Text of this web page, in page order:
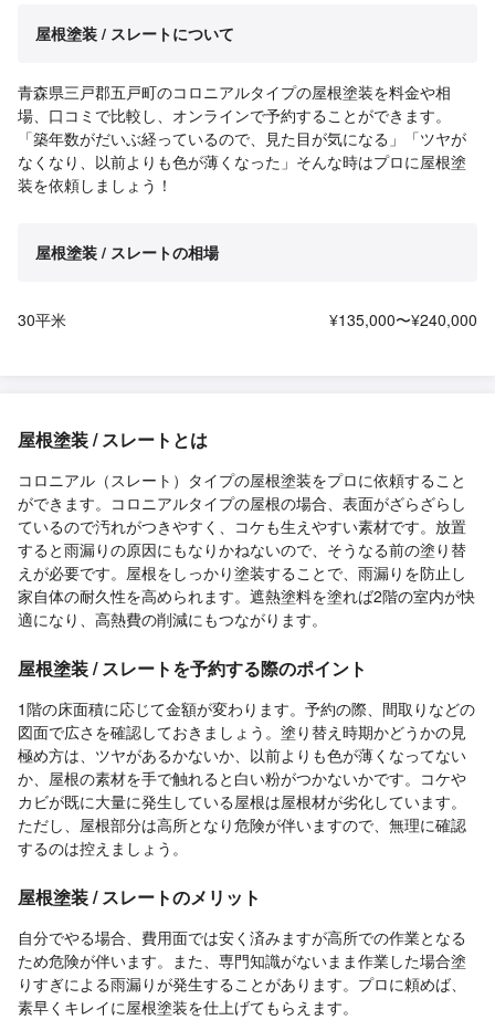
屋根塗装 / スレートについて
青森県三戸郡五戸町のコロニアルタイプの屋根塗装を料金や相
場、口コミで比較し、オンラインで予約することができます。
「築年数がだいぶ経っているので、見た目が気になる」「ツヤが
なくなり、以前よりも色が薄くなった」そんな時はプロに屋根塗
装を依頼しましょう！
屋根塗装 / スレートの相場
30平米 ¥135,000〜¥240,000
屋根塗装 / スレートとは
コロニアル（スレート）タイプの屋根塗装をプロに依頼すること
ができます。コロニアルタイプの屋根の場合、表面がざらざらし
ているので汚れがつきやすく、コケも生えやすい素材です。放置
すると雨漏りの原因にもなりかねないので、そうなる前の塗り替
えが必要です。屋根をしっかり塗装することで、雨漏りを防止し
家自体の耐久性を高められます。遮熱塗料を塗れば2階の室内が快
適になり、高熱費の削減にもつながります。
屋根塗装 / スレートを予約する際のポイント
1階の床面積に応じて金額が変わります。予約の際、間取りなどの
図面で広さを確認しておきましょう。塗り替え時期かどうかの見
極め方は、ツヤがあるかないか、以前よりも色が薄くなってない
か、屋根の素材を手で触れると白い粉がつかないかです。コケや
カビが既に大量に発生している屋根は屋根材が劣化しています。
ただし、屋根部分は高所となり危険が伴いますので、無理に確認
するのは控えましょう。
屋根塗装 / スレートのメリット
自分でやる場合、費用面では安く済みますが高所での作業となる
ため危険が伴います。また、専門知識がないまま作業した場合塗
りすぎによる雨漏りが発生することがあります。プロに頼めば、
素早くキレイに屋根塗装を仕上げてもらえます。